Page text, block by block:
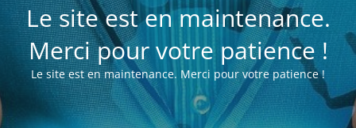
Le site est en maintenance.
Merci pour votre patience !
Le site est en maintenance. Merci pour votre patience !